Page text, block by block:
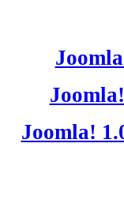
Joomla!